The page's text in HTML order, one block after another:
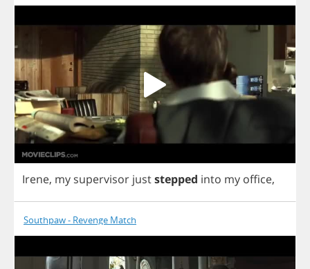
Irene, my supervisor juststepped into my office,
Southpaw - Revenge Match